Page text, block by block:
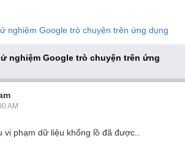
nghiệm Google trò chuyện trên ứng
dụng Gmail là chức..
AM
vi phạm dữ liệu khổng lồ đã được..